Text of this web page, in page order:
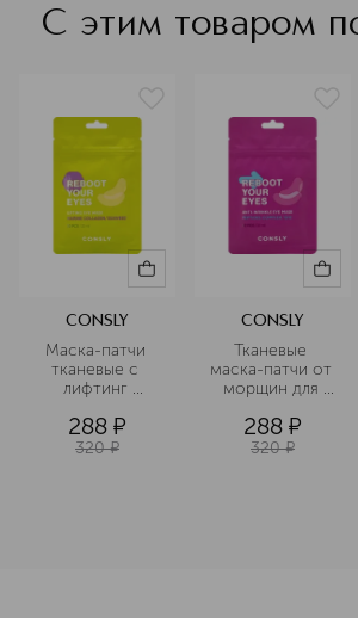
Подробнее
С этим товаром
CONSLY
Маска-патчи
тканевые с
лифтинг
области вокруг
глаз
288 ¤
320 ¤
CONSLY
Тканевые
маска-патчи от
морщин для
глаз
288 ¤
320 ¤